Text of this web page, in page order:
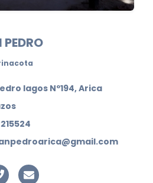
lagos Nº194, Arica